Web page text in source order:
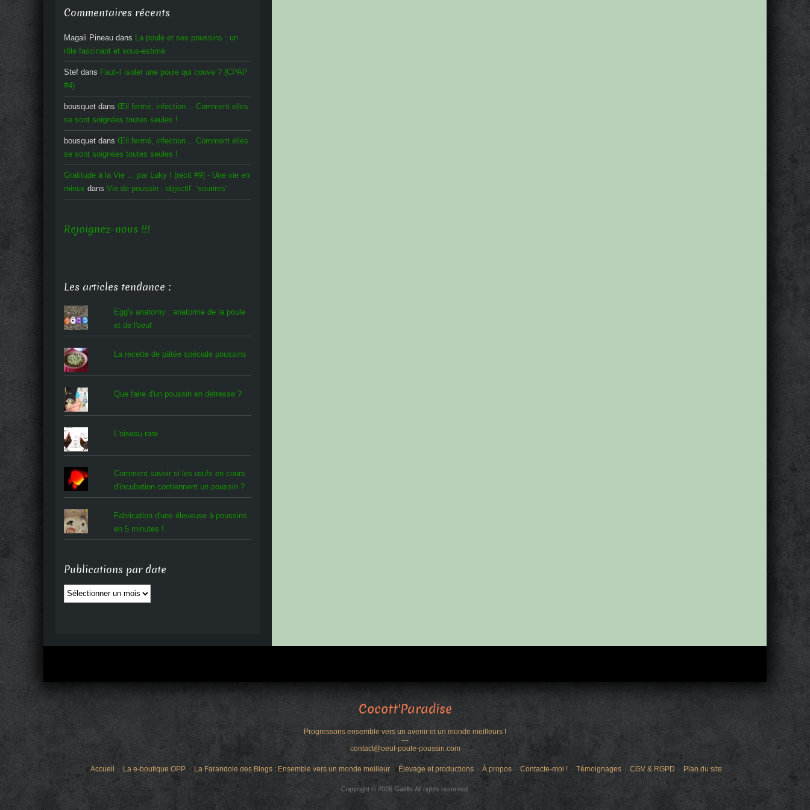
Commentaires récents
Magali Pineau dans La poule et ses poussins : un
rôle fascinant et sous-estimé
Stef dans Faut-il isoler une poule qui couve ? (CPAP
#4)
bousquet dans Œil fermé, infection… Comment elles
se sont soignées toutes seules !
bousquet dans Œil fermé, infection… Comment elles
se sont soignées toutes seules !
Gratitude à la Vie ... par Luky ! (récit #9) - Une vie en
mieux dans Vie de poussin : objectif ‘sourires’
Rejoignez-nous !!!
Les articles tendance :
Egg's anatomy : anatomie de la poule
et de l'oeuf
La recette de pâtée spéciale poussins
Que faire d'un poussin en détresse ?
L'oiseau rare
Comment savoir si les œufs en cours
d'incubation contiennent un poussin ?
Fabrication d'une éleveuse à poussins
en 5 minutes !
Publications par date
Publications
par
Cocott'Paradise
Progressons ensemble vers un avenir et un monde meilleurs !
---
contact@oeuf-poule-poussin.com
Accueil La e-boutique OPP La Farandole des Blogs : Ensemble vers un monde meilleur Élevage et productions À propos Contacte-moi ! Témoignages CGV & RGPD Plan du site
Copyright © 2026 Gaëlle.All rights reserved.